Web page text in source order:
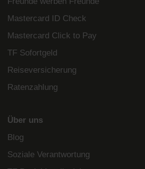
Mastercard ID Check
Mastercard Click to Pay
TF Sofortgeld
Reiseversicherung
Ratenzahlung
Über uns
Blog
Soziale Verantwortung